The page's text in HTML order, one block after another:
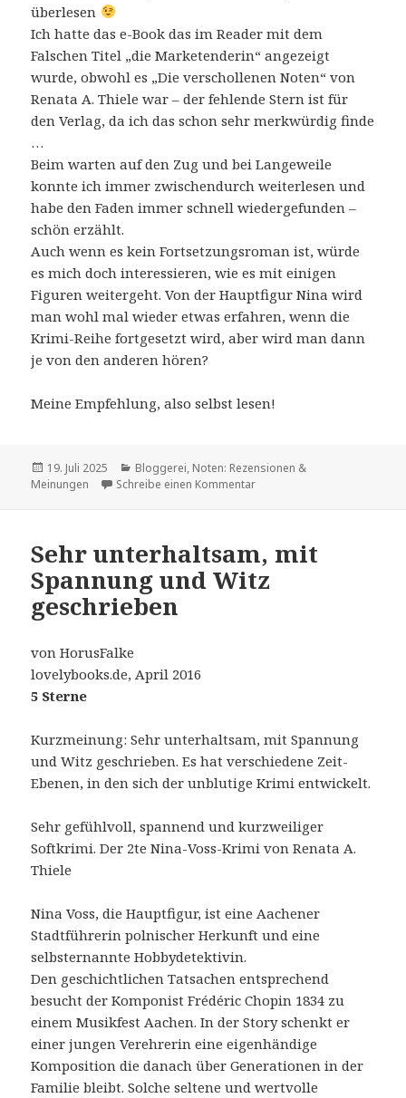
überlesen
Ich hatte das e-Book das im Reader mit dem
Falschen Titel „die Marketenderin“ angezeigt
wurde, obwohl es „Die verschollenen Noten“ von
Renata A. Thiele war – der fehlende Stern ist für
den Verlag, da ich das schon sehr merkwürdig finde
…
Beim warten auf den Zug und bei Langeweile
konnte ich immer zwischendurch weiterlesen und
habe den Faden immer schnell wiedergefunden –
schön erzählt.
Auch wenn es kein Fortsetzungsroman ist, würde
es mich doch interessieren, wie es mit einigen
Figuren weitergeht. Von der Hauptfigur Nina wird
man wohl mal wieder etwas erfahren, wenn die
Krimi-Reihe fortgesetzt wird, aber wird man dann
je von den anderen hören?
Meine Empfehlung, also selbst lesen!
Veröffentlicht
am
19. Juli 2025 Kategorien
Bloggerei, Noten: Rezensionen &
Meinungen
Schreibe einen Kommentarzu Die verschollenen
Sehr unterhaltsam, mit
Spannung und Witz
geschrieben
von HorusFalke
lovelybooks.de, April 2016
5 Sterne
Kurzmeinung: Sehr unterhaltsam, mit Spannung
und Witz geschrieben. Es hat verschiedene Zeit-
Ebenen, in den sich der unblutige Krimi entwickelt.
Sehr gefühlvoll, spannend und kurzweiliger
Softkrimi. Der 2te Nina-Voss-Krimi von Renata A.
Thiele
Nina Voss, die Hauptfigur, ist eine Aachener
Stadtführerin polnischer Herkunft und eine
selbsternannte Hobbydetektivin.
Den geschichtlichen Tatsachen entsprechend
besucht der Komponist Frédéric Chopin 1834 zu
einem Musikfest Aachen. In der Story schenkt er
einer jungen Verehrerin eine eigenhändige
Komposition die danach über Generationen in der
Familie bleibt. Solche seltene und wertvolle